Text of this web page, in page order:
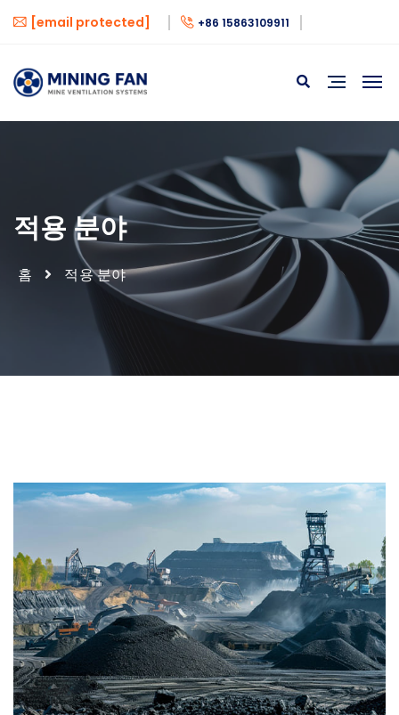
[email protected] +86 15863109911
적용 분야
홈 적용 분야